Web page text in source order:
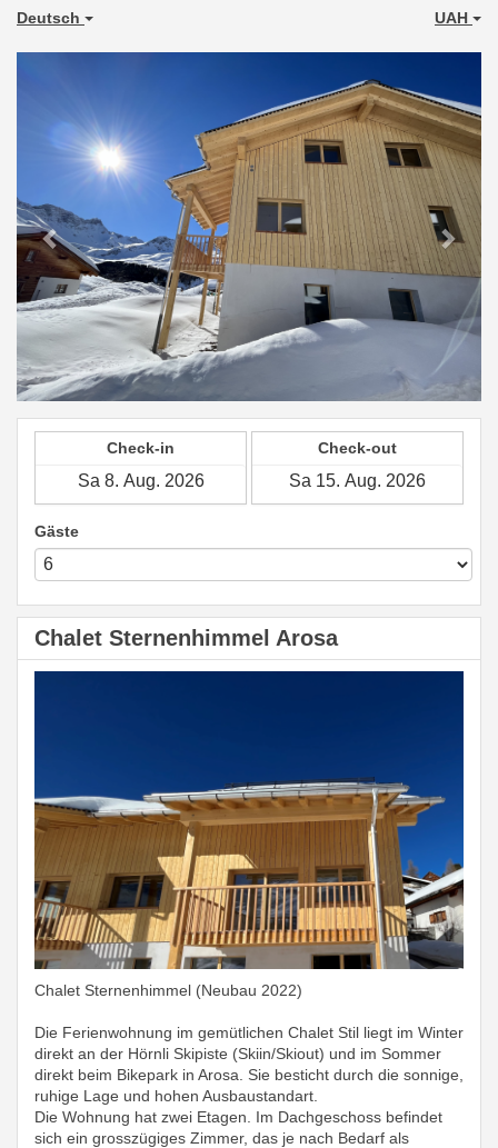
Deutsch UAH
Check-in Check-out
Gäste
Chalet Sternenhimmel Arosa
Chalet Sternenhimmel (Neubau 2022)
Die Ferienwohnung im gemütlichen Chalet Stil liegt im Winter
direkt an der Hörnli Skipiste (Skiin/Skiout) und im Sommer
direkt beim Bikepark in Arosa. Sie besticht durch die sonnige,
ruhige Lage und hohen Ausbaustandart.
Die Wohnung hat zwei Etagen. Im Dachgeschoss befindet
sich ein grosszügiges Zimmer, das je nach Bedarf als